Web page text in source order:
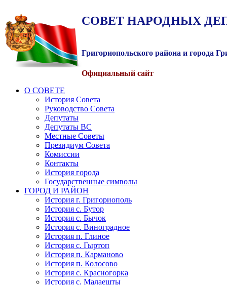
СОВЕТ НАРОДНЫХ
Григориопольского района и города
Официальный сайт
О СОВЕТЕ
История Совета
Руководство Совета
Депутаты
Депутаты ВС
Местные Советы
Президиум Совета
Комиссии
Контакты
История города
Государственные символы
ГОРОД И РАЙОН
История г. Григориополь
История с. Бутор
История с. Бычок
История с. Виноградное
История п. Глиное
История с. Гыртоп
История п. Карманово
История п. Колосово
История с. Красногорка
История с. Малаешты